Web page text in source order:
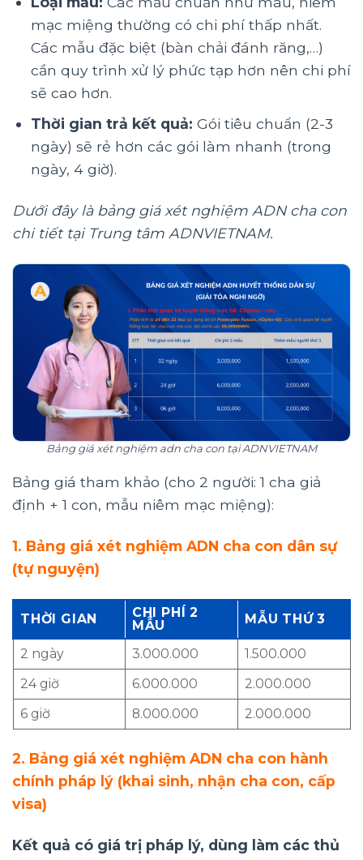
mạc miệng thường có chi phí thấp nhất.
Các mẫu đặc biệt (bàn chải đánh răng,…)
cần quy trình xử lý phức tạp hơn nên chi phí
sẽ cao hơn.
Thời gian trả kết quả: Gói tiêu chuẩn (2-3
ngày) sẽ rẻ hơn các gói làm nhanh (trong
ngày, 4 giờ).
Dưới đây là bảng giá xét nghiệm ADN cha con
chi tiết tại Trung tâm ADNVIETNAM.
Bảng giá xét nghiệm adn cha con tại ADNVIETNAM
Bảng giá tham khảo (cho 2 người: 1 cha giả
định + 1 con, mẫu niêm mạc miệng):
1. Bảng giá xét nghiệm ADN cha con dân sự
(tự nguyện)
THỜI GIAN
CHI PHÍ 2
MẪU
MẪU THỨ 3
2 ngày 3.000.000
1.500.000
24 giờ
6.000.000
2.000.000
6 giờ
8.000.000 2.000.000
2. Bảng giá xét nghiệm ADN cha con hành
chính pháp lý (khai sinh, nhận cha con, cấp
visa)
Kết quả có giá trị pháp lý, dùng làm các thủ